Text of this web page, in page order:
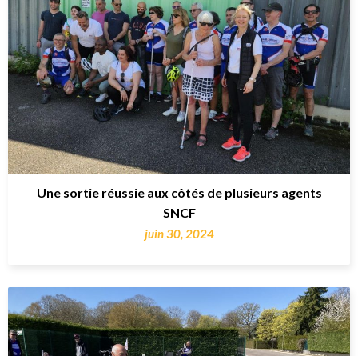
Une sortie réussie aux côtés de plusieurs agents
SNCF
juin 30, 2024